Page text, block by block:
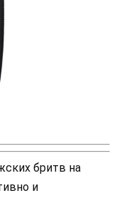
бритв на
и